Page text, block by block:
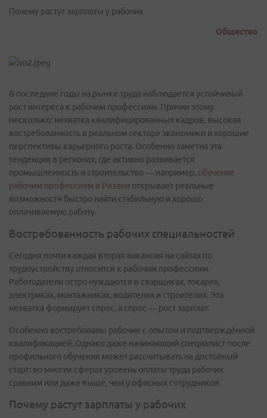
Почему растут зарплаты у рабочих
Общество
В последние годы на рынке труда наблюдается устойчивый
рост интереса к рабочим профессиям. Причин этому
несколько: нехватка квалифицированных кадров, высокая
востребованность в реальном секторе экономики и хорошие
перспективы карьерного роста. Особенно заметна эта
тенденция в регионах, где активно развивается
промышленность и строительство — например, обучение
рабочим профессиям в Рязани открывает реальные
возможности быстро найти стабильную и хорошо
оплачиваемую работу.
Востребованность рабочих специальностей
Сегодня почти каждая вторая вакансия на сайтах по
трудоустройству относится к рабочим профессиям.
Работодатели остро нуждаются в сварщиках, токарях,
электриках, монтажниках, водителях и строителях. Эта
нехватка формирует спрос, а спрос — рост зарплат.
Особенно востребованы рабочие с опытом и подтверждённой
квалификацией. Однако даже начинающий специалист после
профильного обучения может рассчитывать на достойный
старт: во многих сферах уровень оплаты труда рабочих
сравним или даже выше, чем у офисных сотрудников.
Почему растут зарплаты у рабочих